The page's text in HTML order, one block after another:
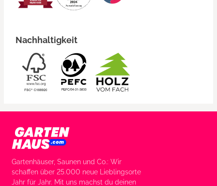
Nachhaltigkeit
Gartenhäuser, Saunen und Co.: Wir
schaffen über 25.000 neue Lieblingsorte
Jahr für Jahr. Mit uns machst du deinen